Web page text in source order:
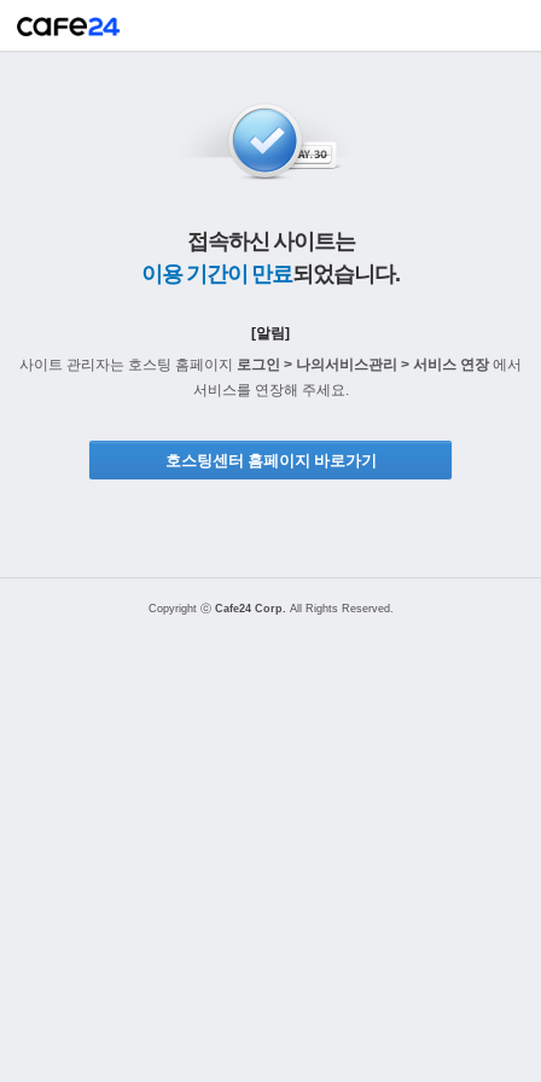
접속하신 사이트는
이용 기간이 만료되었습니다.
[알림]
사이트 관리자는 호스팅 홈페이지 로그인 > 나의서비스관리 > 서비스 연장에서
서비스를 연장해 주세요.
호스팅센터 홈페이지 바로가기
Copyright ⓒ Cafe24 Corp. All Rights Reserved.